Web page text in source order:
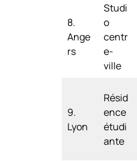
8.
Ange
rs
Studi
o
centr
e-
ville
9.
Lyon
Résid
ence
étudi
ante